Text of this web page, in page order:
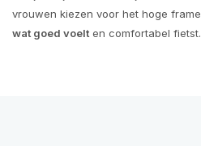
vrouwen kiezen voor het hoge
wat goed voelt en comfortabel fietst.